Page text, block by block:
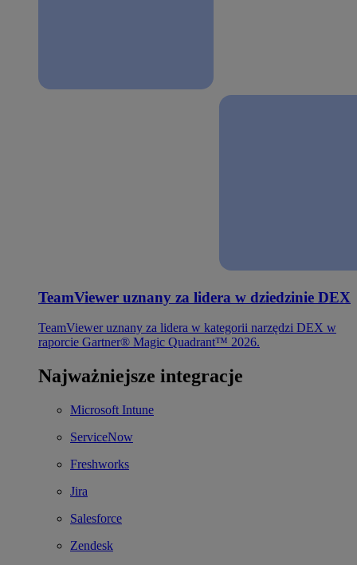
TeamViewer uznany za lidera w dziedzinie DEX
TeamViewer uznany za lidera w kategorii narzędzi DEX w
raporcie Gartner® Magic Quadrant™ 2026.
Najważniejsze integracje
Microsoft Intune
ServiceNow
Freshworks
Jira
Salesforce
Zendesk